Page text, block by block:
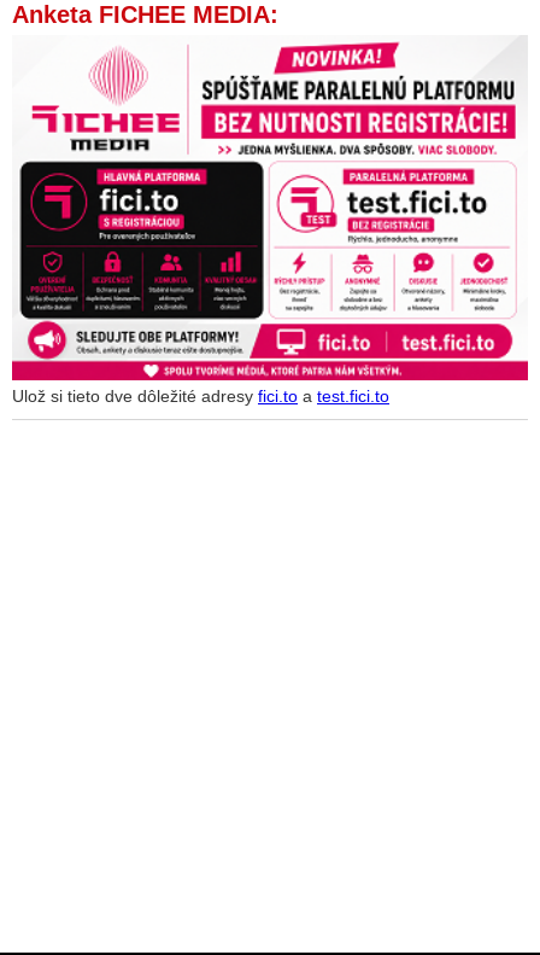
Anketa FICHEE MEDIA:
Ulož si tieto dve dôležité adresy fici.to a test.fici.to